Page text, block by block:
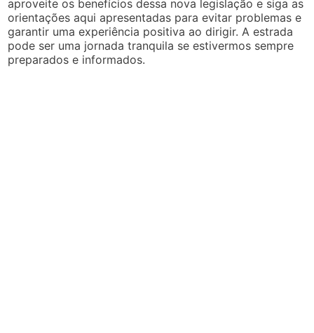
aproveite os benefícios dessa nova legislação e siga as
orientações aqui apresentadas para evitar problemas e
garantir uma experiência positiva ao dirigir. A estrada
pode ser uma jornada tranquila se estivermos sempre
preparados e informados.